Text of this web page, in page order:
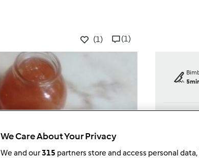
(1) (1)
We Care About Your Privacy
We and our315 partners store and access personal